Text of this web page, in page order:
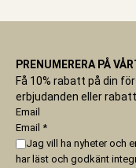
PRENUMERERA PÅ
Få 10% rabatt på din
erbjudanden eller
Email
Email *
Jag vill ha nyheter och
har läst och godkänt